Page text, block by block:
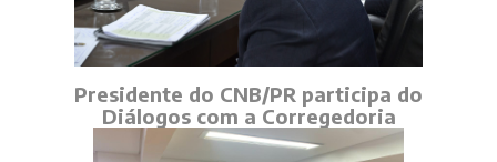
Presidente do CNB/PR participa do
Diálogos com a Corregedoria